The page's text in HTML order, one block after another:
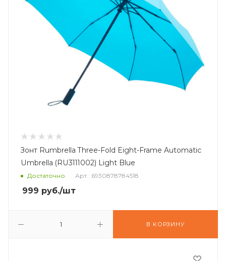
Зонт Rumbrella Three-Fold Eight-Frame Automatic
Umbrella (RU3111002) Light Blue
Достаточно Арт.: 6930878784518
999 руб./шт
В КОРЗИНУ